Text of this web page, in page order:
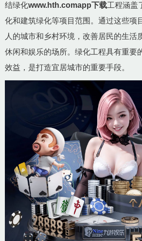
结绿化www.hth.comapp下载工程涵盖
化和建筑绿化等项目范围。通过这些项
人的城市和乡村环境，改善居民的生活
休闲和娱乐的场所。绿化工程具有重要
效益，是打造宜居城市的重要手段。